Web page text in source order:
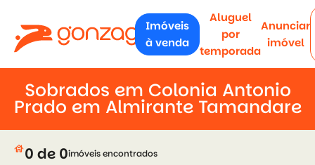
Imóveis
à venda
Aluguel
por
temporada
Anunciar
imóvel
Sobrados em Colonia Antonio
Prado em Almirante Tamandare
house0 de 0imóveis encontrados